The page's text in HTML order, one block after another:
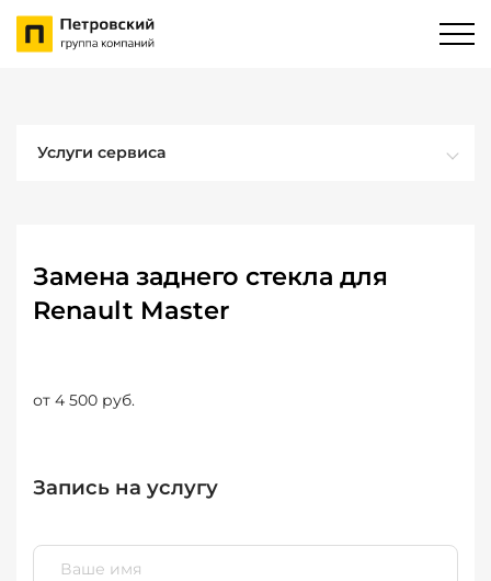
Услуги сервиса
Замена заднего стекла для
Renault Master
от 4 500 руб.
Запись на услугу